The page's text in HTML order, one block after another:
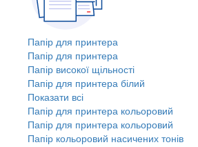
Папір для принтера
Папір для принтера
Папір високої щільності
Папір для принтера білий
Показати всі
Папір для принтера кольоровий
Папір для принтера кольоровий
Папір кольоровий насичених тонів